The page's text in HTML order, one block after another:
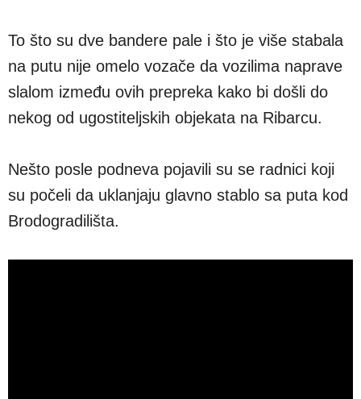
To što su dve bandere pale i što je više stabala
na putu nije omelo vozače da vozilima naprave
slalom između ovih prepreka kako bi došli do
nekog od ugostiteljskih objekata na Ribarcu.
Nešto posle podneva pojavili su se radnici koji
su počeli da uklanjaju glavno stablo sa puta kod
Brodogradilišta.